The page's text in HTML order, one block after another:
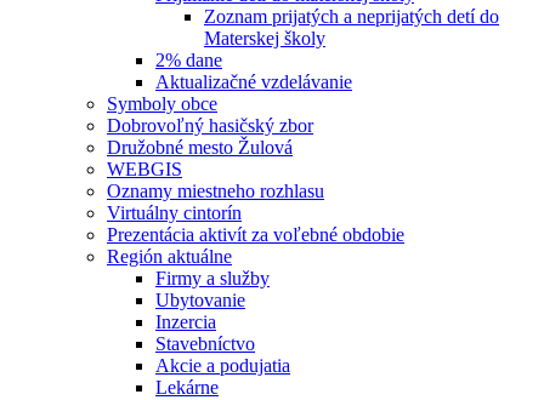
Zoznam prijatých a neprijatých detí do
Materskej školy
2% dane
Aktualizačné vzdelávanie
Symboly obce
Dobrovoľný hasičský zbor
Družobné mesto Žulová
WEBGIS
Oznamy miestneho rozhlasu
Virtuálny cintorín
Prezentácia aktivít za voľebné obdobie
Región aktuálne
Firmy a služby
Ubytovanie
Inzercia
Stavebníctvo
Akcie a podujatia
Lekárne